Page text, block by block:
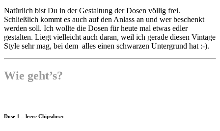
Natürlich bist Du in der Gestaltung der Dosen völlig frei.
Schließlich kommt es auch auf den Anlass an und wer beschenkt
werden soll. Ich wollte die Dosen für heute mal etwas edler
gestalten. Liegt vielleicht auch daran, weil ich gerade diesen Vintage
Style sehr mag, bei dem alles einen schwarzen Untergrund hat :-).
Wie geht’s?
Dose 1 – leere Chipsdose: